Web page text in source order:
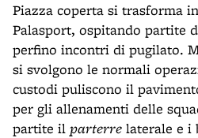
Piazza coperta si trasforma
Palasport, ospitando partite
perfino incontri di pugilato.
si svolgono le normali
custodi puliscono il
per gli allenamenti delle
partite il parterre laterale e i